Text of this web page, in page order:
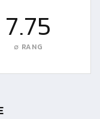
7.75
∅ RANG